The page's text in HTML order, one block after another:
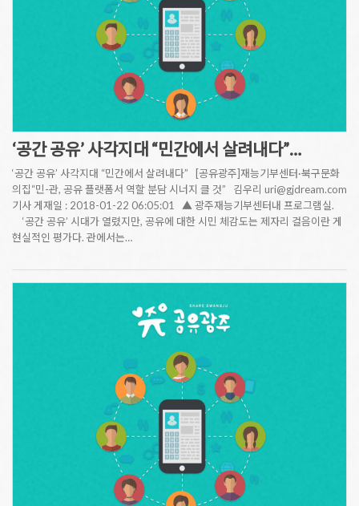
‘공간 공유’ 사각지대 “민간에서 살려내다”…
‘공간 공유’ 사각지대 “민간에서 살려내다” [공유광주]재능기부센터·북구문화
의집“민-관, 공유 플랫폼서 역할 분담 시너지 클 것” 김우리 uri@gjdream.com
기사 게재일 : 2018-01-22 06:05:01 ▲ 광주재능기부센터내 프로그램실.
‘공간 공유’ 시대가 열렸지만, 공유에 대한 시민 체감도는 제자리 걸음이란 게
현실적인 평가다. 관에서는…